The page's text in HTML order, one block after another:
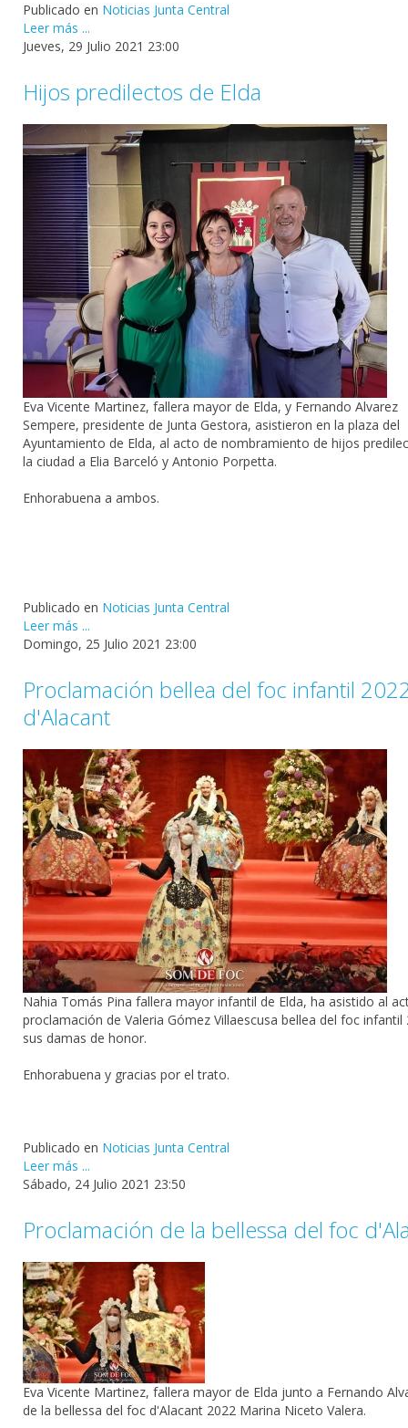
Publicado en Noticias Junta Central
Leer más ...
Jueves, 29 Julio 2021 23:00
Hijos predilectos de Elda
Eva Vicente Martinez, fallera mayor de Elda, y Fernando Alvarez
Sempere, presidente de Junta Gestora, asistieron en la plaza del
Ayuntamiento de Elda, al acto de nombramiento de hijos
la ciudad a Elia Barceló y Antonio Porpetta.
Enhorabuena a ambos.
Publicado en Noticias Junta Central
Leer más ...
Domingo, 25 Julio 2021 23:00
Proclamación bellea del foc infantil
d'Alacant
Nahia Tomás Pina fallera mayor infantil de Elda, ha asistido al
proclamación de Valeria Gómez Villaescusa bellea del foc infantil
sus damas de honor.
Enhorabuena y gracias por el trato.
Publicado en Noticias Junta Central
Leer más ...
Sábado, 24 Julio 2021 23:50
Proclamación de la bellessa del foc
Eva Vicente Martinez, fallera mayor de Elda junto a Fernando
de la bellessa del foc d'Alacant 2022 Marina Niceto Valera.